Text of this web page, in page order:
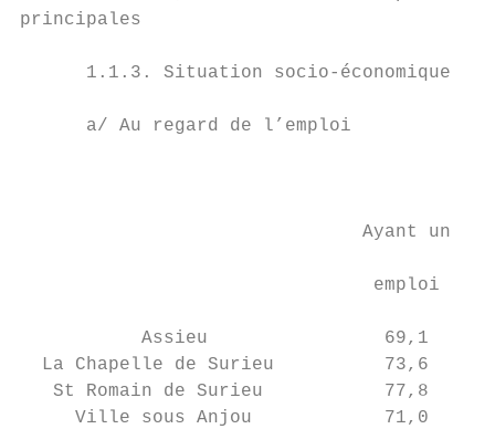
principales
1.1.3. Situation socio-économique
      a/ Au regard de l’emploi
Ayant un
emploi
Assieu                69,1
La Chapelle de Surieu          73,6
St Romain de Surieu           77,8
Ville sous Anjou            71,0